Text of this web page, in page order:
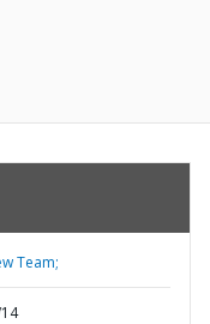
Team;